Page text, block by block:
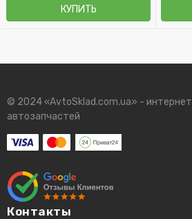
КУПИТЬ
© 2024 «AvtoSklad.com.ua» - интернет
автозапчастей
Контакты